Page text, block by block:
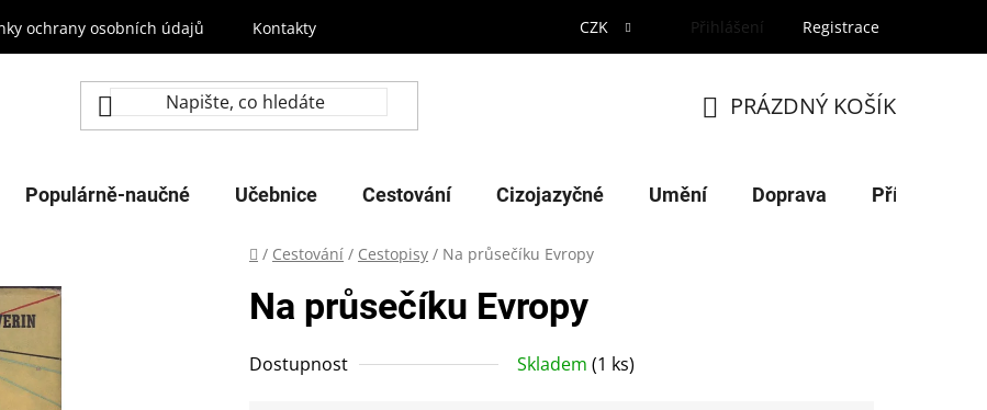
ochrany osobních údajů Kontakty CZK Přihlášení Registrace
KOŠÍK
PRÁZDNÝ KOŠÍK
Populárně-naučné Učebnice Cestování Cizojazyčné Umění Doprava Příroda
Domů
/ Cestování / Cestopisy / Na průsečíku Evropy
Na průsečíku Evropy
Dostupnost Skladem (1 ks)